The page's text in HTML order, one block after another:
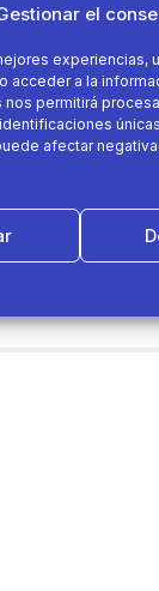
el
experiencias,
acceder a la
nos permitirá
afectar
GRACIAS a